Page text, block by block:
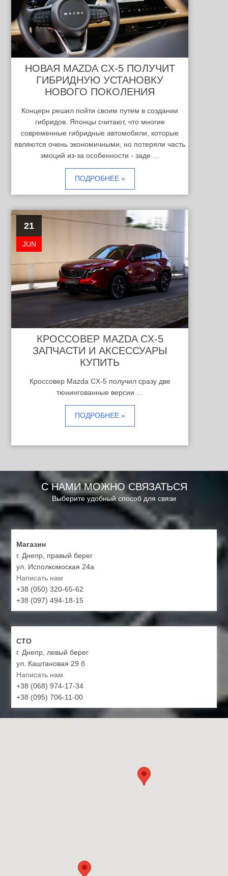
НОВАЯ MAZDA CX-5 ПОЛУЧИТ
ГИБРИДНУЮ УСТАНОВКУ
НОВОГО ПОКОЛЕНИЯ
Концерн решил пойти своим путем в создании
гибридов. Японцы считают, что многие
современные гибридные автомобили, которые
являются очень экономичными, но потеряли часть
эмоций из-за особенности - заде …
ПОДРОБНЕЕ »
21
JUN
КРОССОВЕР MAZDA CX-5
ЗАПЧАСТИ И АКСЕССУАРЫ
КУПИТЬ
Кроссовер Mazda CX-5 получил сразу две
тюнингованные версии …
ПОДРОБНЕЕ »
С НАМИ МОЖНО СВЯЗАТЬСЯ
Выберите удобный способ для связи
Магазин
г. Днепр, правый берег
ул. Исполкомоская 24а
Написать нам
+38 (050) 320-65-62
+38 (097) 494-18-15
СТО
г. Днепр, левый берег
ул. Каштановая 29 б
Написать нам
+38 (068) 974-17-34
+38 (095) 706-11-00